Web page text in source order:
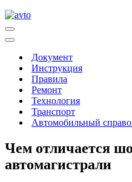
Меню
навигации
Меню
навигацииДокумент
Инструкция
Правила
Ремонт
Технология
Транспорт
Автомобильный
Чем отличается
автомагистрали